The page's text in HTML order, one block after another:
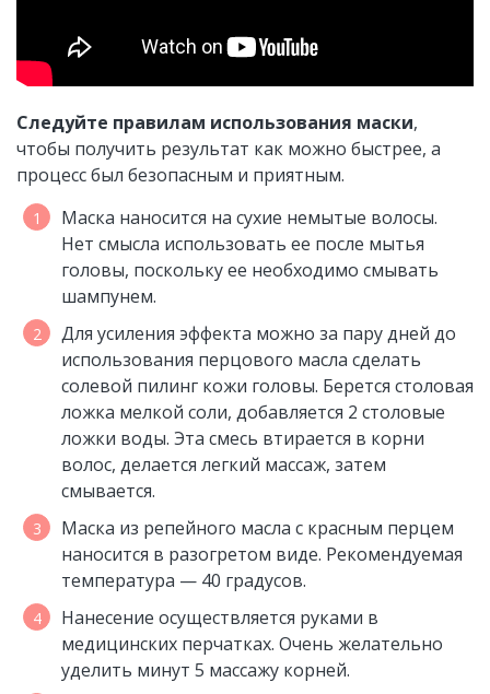
Следуйте правилам использования маски,
чтобы получить результат как можно быстрее, а
процесс был безопасным и приятным.
Маска наносится на сухие немытые волосы.
Нет смысла использовать ее после мытья
головы, поскольку ее необходимо смывать
шампунем.
Для усиления эффекта можно за пару дней до
использования перцового масла сделать
солевой пилинг кожи головы. Берется столовая
ложка мелкой соли, добавляется 2 столовые
ложки воды. Эта смесь втирается в корни
волос, делается легкий массаж, затем
смывается.
Маска из репейного масла с красным перцем
наносится в разогретом виде. Рекомендуемая
температура — 40 градусов.
Нанесение осуществляется руками в
медицинских перчатках. Очень желательно
уделить минут 5 массажу корней.